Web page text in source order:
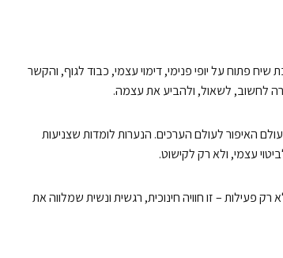
פתוח על יופי פנימי, דימוי עצמי, כבוד לגוף, והקשר
לחשוב, לשאול, ולהביע את עצמה.
האיפור לעולם הערכים. הנערות לומדות שצניעות
עצמי, ולא רק לקישוט.
פעילות – זו חוויה חינוכית, רגשית ונשית שמלווה את